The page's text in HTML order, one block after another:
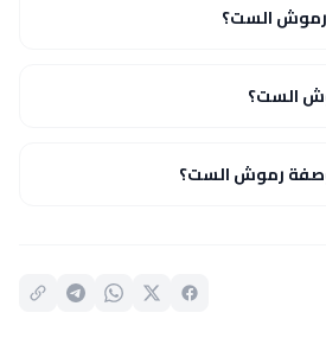
الست؟
الست؟
رموش الست؟